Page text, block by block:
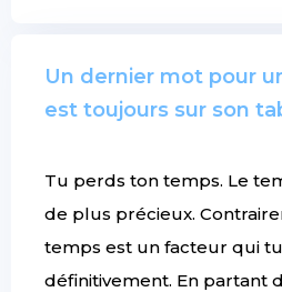
Un dernier mot pour
est toujours sur son
Tu perds ton temps. Le
de plus précieux.
temps est un facteur qui
définitivement. En partant